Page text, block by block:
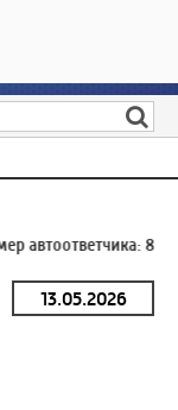
автоответчика:8